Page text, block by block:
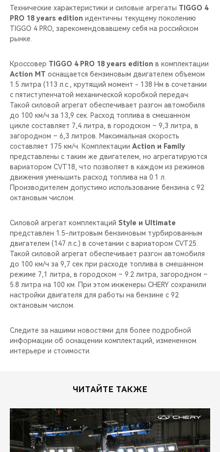
Технические характеристики и силовые агрегаты TIGGO 4
PRO 18 years edition идентичны текущему поколению
TIGGO 4 PRO, зарекомендовавшему себя на российском
рынке.
Кроссовер TIGGO 4 PRO 18 years edition в комплектации
Action MT оснащается бензиновым двигателем объемом
1.5 литра (113 л.c., крутящий момент - 138 Нм в сочетании
с пятиступенчатой механической коробкой передач.
Такой силовой агрегат обеспечивает разгон автомобиля
до 100 км/ч за 13,9 сек. Расход топлива в смешанном
цикле составляет 7,4 литра, в городском – 9,3 литра, в
загородном – 6,3 литров. Максимальная скорость
составляет 175 км/ч. Комплектации Action и Family
представлены с таким же двигателем, но агрегатируются
вариатором CVT18, что позволяет в каждом из режимов
движения уменьшить расход топлива на 0.1 л.
Производителем допустимо использование бензина с 92
октановым числом.
Силовой агрегат комплектаций Style и Ultimate
представлен 1.5-литровым бензиновым турбированным
двигателем (147 л.с.) в сочетании с вариатором CVT25.
Такой силовой агрегат обеспечивает разгон автомобиля
до 100 км/ч за 9,7 сек при расходе топлива в смешанном
режиме 7,1 литра, в городском – 9.2 литра, загородном –
5.8 литра на 100 км. При этом инженеры CHERY сохранили
настройки двигателя для работы на бензине с 92
октановым числом.
Следите за нашими новостями для более подробной
информации об оснащении комплектаций, измененном
интерьере и стоимости.
ЧИТАЙТЕ ТАКЖЕ